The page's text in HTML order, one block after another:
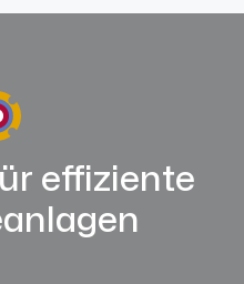
effiziente